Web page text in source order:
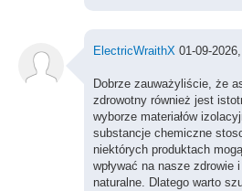
ElectricWraithX01-09-
Dobrze zauważyliście, że
zdrowotny również jest
wyborze materiałów
substancje chemiczne
niektórych produktach
wpływać na nasze zdrowie
naturalne. Dlatego warto